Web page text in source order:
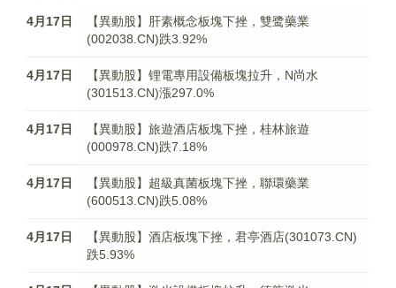
4月17日
【異動股】肝素概念板塊下挫，雙鹭藥業
(002038.CN)跌3.92%
4月17日
【異動股】锂電專用設備板塊拉升，N尚水
(301513.CN)漲297.0%
4月17日
【異動股】旅遊酒店板塊下挫，桂林旅遊
(000978.CN)跌7.18%
4月17日
【異動股】超級真菌板塊下挫，聯環藥業
(600513.CN)跌5.08%
4月17日
【異動股】酒店板塊下挫，君亭酒店(301073.CN)
跌5.93%